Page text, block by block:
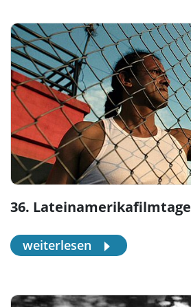
36. Lateinamerikafilmtage
weiterlesen